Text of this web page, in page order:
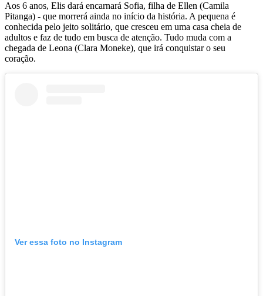
Aos 6 anos, Elis dará encarnará Sofia, filha de Ellen (Camila
Pitanga) - que morrerá ainda no início da história. A pequena é
conhecida pelo jeito solitário, que cresceu em uma casa cheia de
adultos e faz de tudo em busca de atenção. Tudo muda com a
chegada de Leona (Clara Moneke), que irá conquistar o seu
coração.
Ver essa foto no Instagram